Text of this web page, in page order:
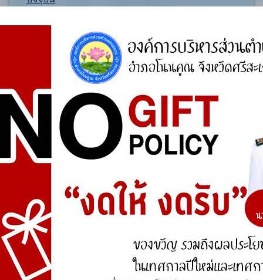
สำรวจความพึงพอใจ
ประชาชนในเขตพื้นที่ตำบลหนองกุง มีความพึงพอใจ
ของต่อการดำเนินงานตามโครงการก่อสร้าง ประเภท
ใดมากที่สุด ?
ถนนคอนกรีตเสริมเล็กภายในหมู่บ้าน
ถนนลาดยางแอสฟัลท์ติกคอนกรีตระหว่างหมู่บ้านและ
ระบบประปาหมู่บ้านแบบบาดาลขนาดเล็ก